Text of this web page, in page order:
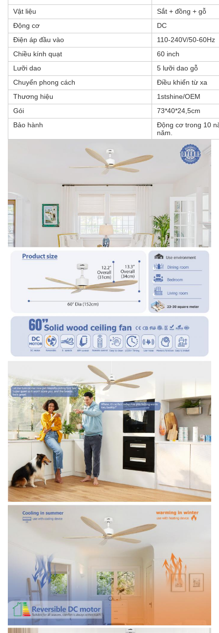
Vật liệu
Sắt + đồng + gỗ
Động cơ
DC
Điện áp đầu vào
110-240V/50-60Hz
Chiều kính quạt
60 inch
Lưỡi dao
5 lưỡi dao gỗ
Chuyển phong cách
Điều khiển từ xa
Thương hiệu
1stshine/OEM
Gói
73*40*24,5cm
Bảo hành
Động cơ trong 10
năm.